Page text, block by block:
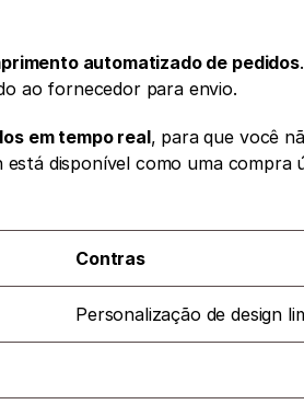
automatizado de pedidos
ao fornecedor para envio.
em tempo real
está disponível como uma compra
Contras
Personalização de design